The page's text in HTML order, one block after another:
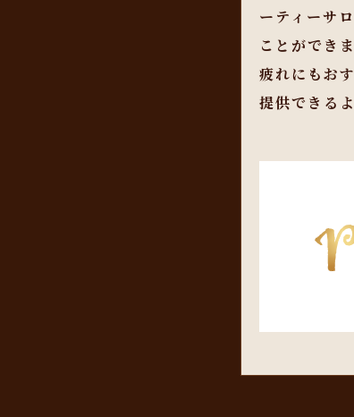
ーティーサ
ことができ
疲れにもお
提供できる